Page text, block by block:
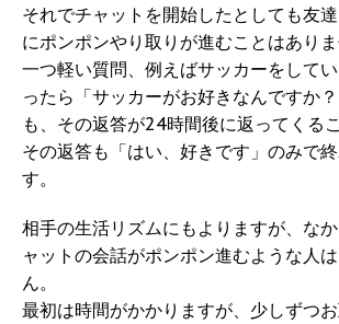
それでチャットを開始したとしても友
にポンポンやり取りが進むことはありま
一つ軽い質問、例えばサッカーをして
ったら「サッカーがお好きなんですか
も、その返答が24時間後に返ってくる
その返答も「はい、好きです」のみで
す。
相手の生活リズムにもよりますが、な
ャットの会話がポンポン進むような人
ん。
最初は時間がかかりますが、少しずつ